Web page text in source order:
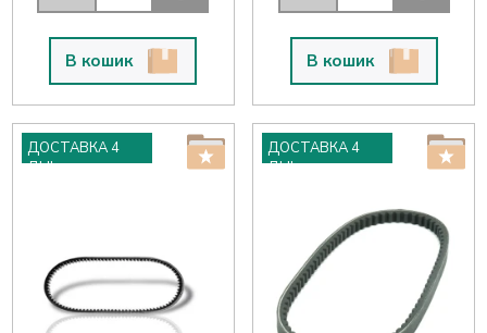
В кошик В кошик
ДОСТАВКА 4
ДНІ
ДОСТАВКА 4
ДНІ